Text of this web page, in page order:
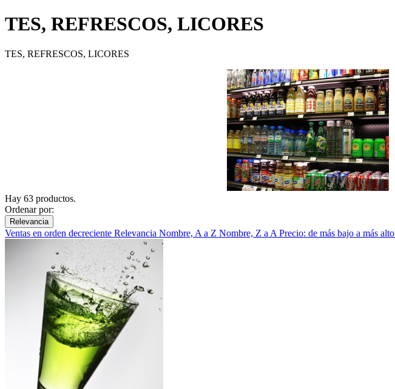
TES, REFRESCOS, LICORES
TES, REFRESCOS, LICORES
Hay 63 productos.
Ordenar por:
Relevancia
Ventas en orden decreciente Relevancia Nombre, A a Z Nombre, Z a A Precio: de más bajo a más alto